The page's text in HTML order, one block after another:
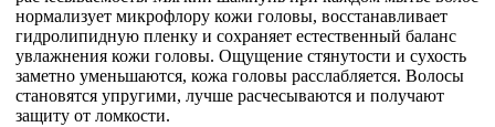
нормализует микрофлору кожи головы, восстанавливает
гидролипидную пленку и сохраняет естественный баланс
увлажнения кожи головы. Ощущение стянутости и сухость
заметно уменьшаются, кожа головы расслабляется. Волосы
становятся упругими, лучше расчесываются и получают
защиту от ломкости.